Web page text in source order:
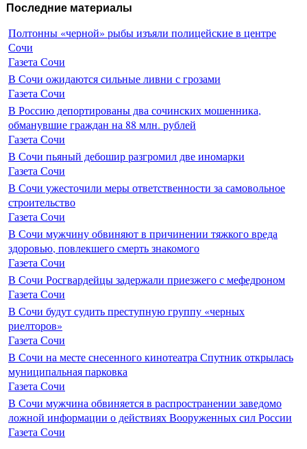
Последние материалы
Полтонны «черной» рыбы изъяли полицейские в центре
Сочи
Газета Сочи
В Сочи ожидаются сильные ливни с грозами
Газета Сочи
В Россию депортированы два сочинских мошенника,
обманувшие граждан на 88 млн. рублей
Газета Сочи
В Сочи пьяный дебошир разгромил две иномарки
Газета Сочи
В Сочи ужесточили меры ответственности за самовольное
строительство
Газета Сочи
В Сочи мужчину обвиняют в причинении тяжкого вреда
здоровью, повлекшего смерть знакомого
Газета Сочи
В Сочи Росгвардейцы задержали приезжего с мефедроном
Газета Сочи
В Сочи будут судить преступную группу «черных
риелторов»
Газета Сочи
В Сочи на месте снесенного кинотеатра Спутник открылась
муниципальная парковка
Газета Сочи
В Сочи мужчина обвиняется в распространении заведомо
ложной информации о действиях Вооруженных сил России
Газета Сочи